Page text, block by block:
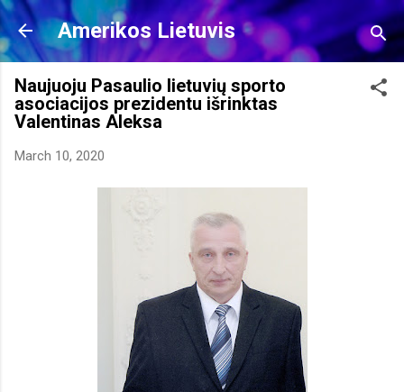
Skip to main content
Amerikos Lietuvis
Naujuoju Pasaulio lietuvių sporto
asociacijos prezidentu išrinktas
Valentinas Aleksa
March 10, 2020